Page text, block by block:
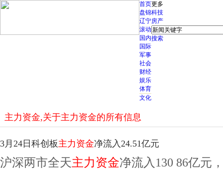
首页
盘锦
辽宁
滚动
国内
国际
军事
社会
财经
娱乐
体育
文化
更多
科技
房产
搜索
主力资金,关于主力资金的所有信息
3月24日科创板主力资金净流入24.51亿元
沪深两市全天主力资金净流入130 86亿元